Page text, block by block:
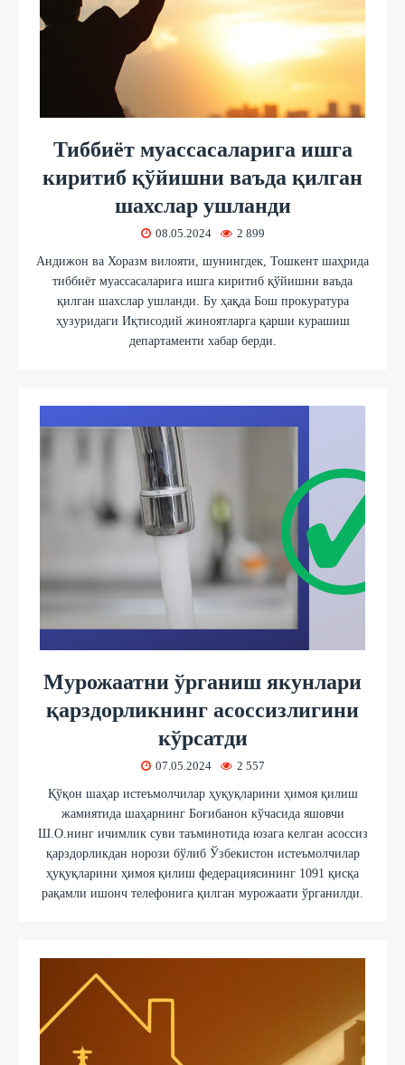
Тиббиёт муассасаларига ишга
киритиб қўйишни ваъда қилган
шахслар ушланди
08.05.2024 2 899
Андижон ва Хоразм вилояти, шунингдек, Тошкент шаҳрида
тиббиёт муассасаларига ишга киритиб қўйишни ваъда
қилган шахслар ушланди. Бу ҳақда Бош прокуратура
ҳузуридаги Иқтисодий жиноятларга қарши курашиш
департаменти хабар берди.
Мурожаатни ўрганиш якунлари
қарздорликнинг асоссизлигини
кўрсатди
07.05.2024 2 557
Қўқон шаҳар истеъмолчилар ҳуқуқларини ҳимоя қилиш
жамиятида шаҳарнинг Боғибанон кўчасида яшовчи
Ш.О.нинг ичимлик суви таъминотида юзага келган асоссиз
қарздорликдан норози бўлиб Ўзбекистон истеъмолчилар
ҳуқуқларини ҳимоя қилиш федерациясининг 1091 қисқа
рақамли ишонч телефонига қилган мурожаати ўрганилди.